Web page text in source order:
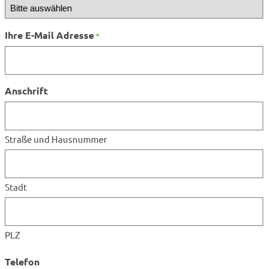
Ihre E-Mail Adresse*
Anschrift
Straße und Hausnummer
Stadt
PLZ
Telefon